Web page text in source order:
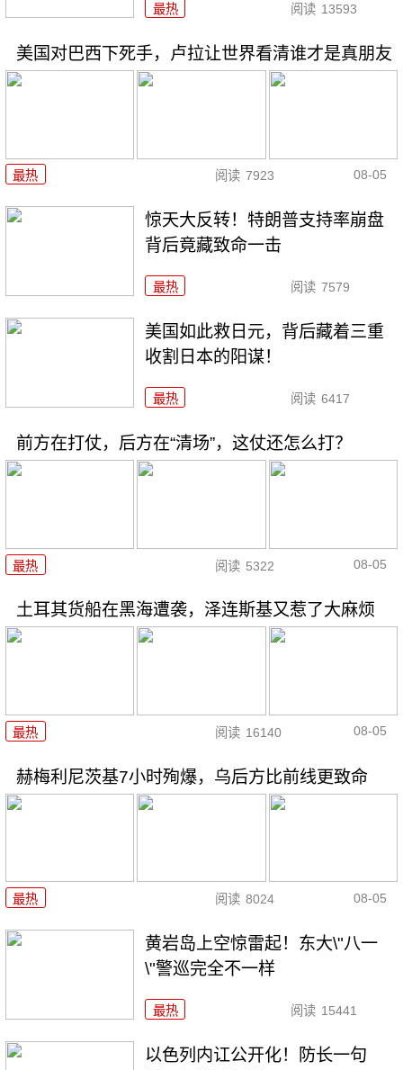
最热 阅读 13593
美国对巴西下死手，卢拉让世界看清谁才是真朋友
最热 阅读 7923 08-05
惊天大反转！特朗普支持率崩盘
背后竟藏致命一击
最热 阅读 7579
美国如此救日元，背后藏着三重
收割日本的阳谋！
最热 阅读 6417
前方在打仗，后方在“清场”，这仗还怎么打？
最热 阅读 5322 08-05
土耳其货船在黑海遭袭，泽连斯基又惹了大麻烦
最热 阅读 16140 08-05
赫梅利尼茨基7小时殉爆，乌后方比前线更致命
最热 阅读 8024 08-05
黄岩岛上空惊雷起！东大\"八一
\"警巡完全不一样
最热 阅读 15441
以色列内讧公开化！防长一句